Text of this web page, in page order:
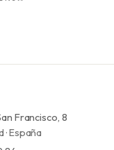
Francisco, 8
España